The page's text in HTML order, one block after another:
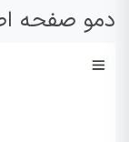
دمو صفحه